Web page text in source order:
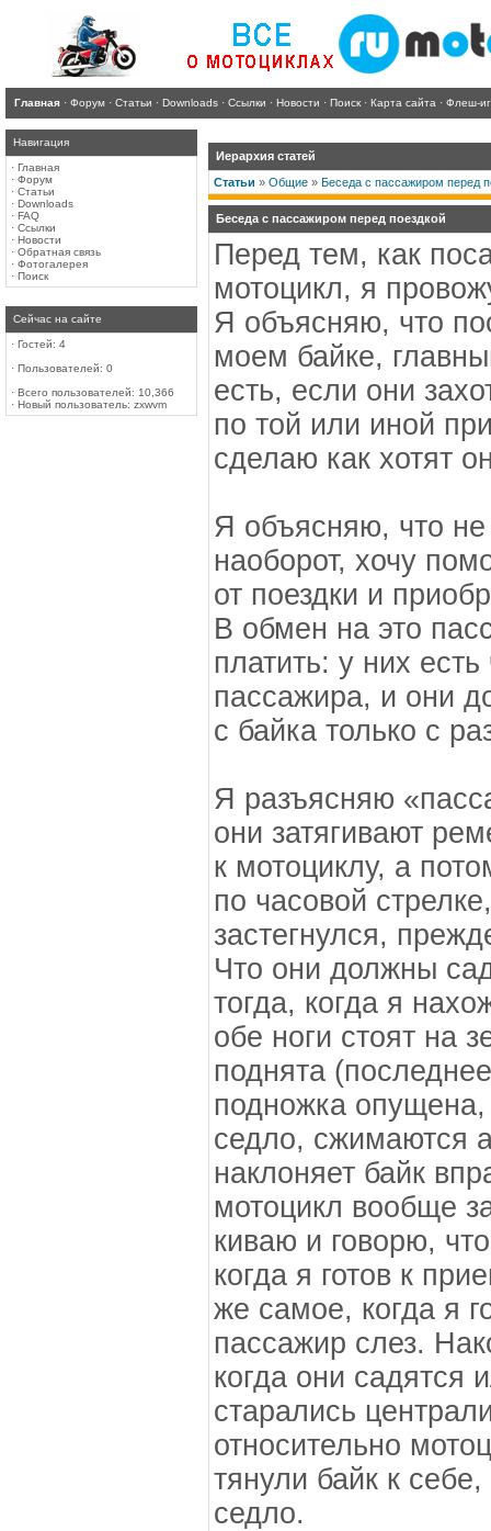
Главная · Форум · Статьи · Downloads · Ссылки · Новости · Поиск · Карта сайта · Флеш-
Навигация
· Главная
· Форум
· Статьи
· Downloads
· FAQ
· Ссылки
· Новости
· Обратная связь
· Фотогалерея
· Поиск
Сейчас на сайте
· Гостей: 4
· Пользователей: 0
· Всего пользователей: 10,366
· Новый пользователь: zxwvm
Иерархия статей
Статьи » Общие » Беседа с пассажиром перед
Беседа с пассажиром перед поездкой
Перед тем, как
мотоцикл, я
Я объясняю, что
моем байке,
есть, если они
по той или иной
сделаю как хотят
Я объясняю, что не
наоборот, хочу
от поездки и
В обмен на это
платить: у них
пассажира, и они
с байка только с
Я разъясняю
они затягивают
к мотоциклу, а
по часовой
застегнулся,
Что они должны
тогда, когда я
обе ноги стоят на
поднята
подножка
седло, сжимаются
наклоняет байк
мотоцикл вообще
киваю и говорю,
когда я готов к
же самое, когда я
пассажир слез.
когда они садятся
старались
относительно
тянули байк к
седло.